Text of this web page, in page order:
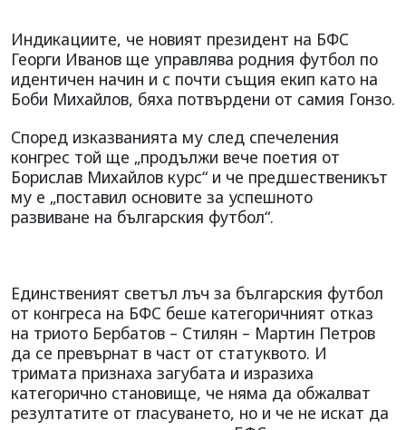
Индикациите, че новият президент на БФС
Георги Иванов ще управлява родния футбол по
идентичен начин и с почти същия екип като на
Боби Михайлов, бяха потвърдени от самия Гонзо.
Според изказванията му след спечеления
конгрес той ще „продължи вече поетия от
Борислав Михайлов курс“ и че предшественикът
му е „поставил основите за успешното
развиване на българския футбол“.
Единственият светъл лъч за българския футбол
от конгреса на БФС беше категоричният отказ
на триото Бербатов – Стилян – Мартин Петров
да се превърнат в част от статуквото. И
тримата признаха загубата и изразиха
категорично становище, че няма да обжалват
резултатите от гласуването, но и че не искат да